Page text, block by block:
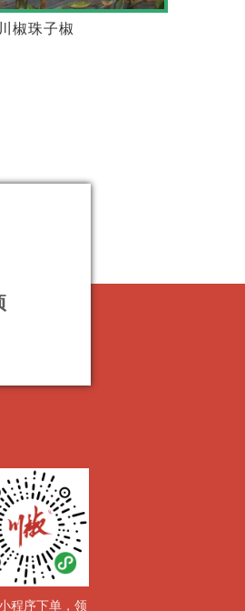
川椒珠子椒
程序下单，领